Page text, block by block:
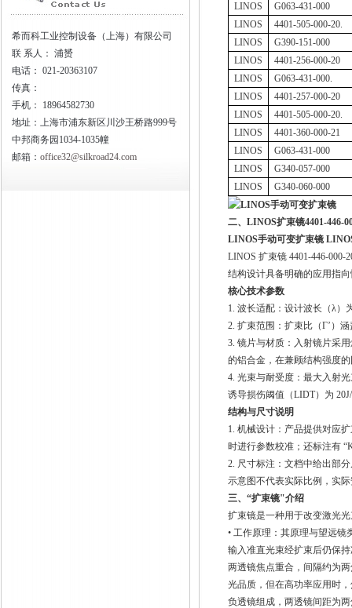
希而科工业控制设备（上海）有限公司
联 系人： 浦赟
电话： 021-20363107
传真：
手机：
18964582730
地址：上海市浦东新区川沙王桥路999号
中邦商务园1034-1035幢
邮箱： office32@silkroad24.com
LINOS
G063-431-000
LINOS
4401-505-000-20.
LINOS
G390-151-000
LINOS
4401-256-000-20
LINOS
G063-431-000.
LINOS
4401-257-000-20
LINOS
4401-505-000-20.
LINOS
4401-360-000-21
LINOS
G063-431-000
LINOS
G340-057-000
LINOS
G340-060-000
二、LINOS扩束镜4401-446-
LINOS手动可变扩束镜
LINOS扩束镜 4401-446-000-
结构设计具备明确的应用指
核心技术参数
1.波长适配：设计波长（λ）
2.扩束范围：扩束比（Γ’）涵
3.镜片与材质：入射镜片采
的铝合金，在兼顾结构强度
4.光束与耐受度：最大入射
诱导损伤阈值（LIDT）为
结构与尺寸说明
1.机械设计：产品提供对应
时进行参数校准；还标注有 “
2. 尺寸标注：文档中给出部
示意图不代表实际比例，实
三、“扩束镜"介绍
扩束镜是一种用于改变激光
• 工作原理：其原理与望远
输入准直光束经扩束后仍保
两透镜焦点重合，间隔约为
光品质，但在高功率应用时
负透镜组成，两透镜间距为